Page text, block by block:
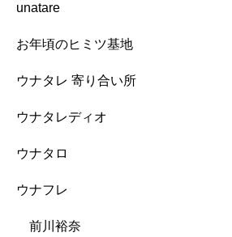
unatare
お年頃のヒミツ基地
ウナタレ 寄り合い所
ウナタレディオ
ウナタロ
ウナフレ
前川裕奈